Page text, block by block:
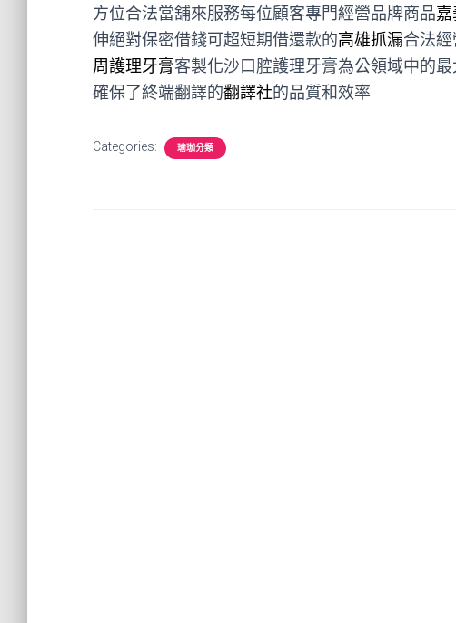
方位合法當舖來服務每位顧客專門經營品牌商品
伸絕對保密借錢可超短期借還款的高雄抓漏合法
周護理牙膏客製化沙口腔護理牙膏為公領域中的最
確保了終端翻譯的翻譯社的品質和效率
Categories: 瑜珈分類